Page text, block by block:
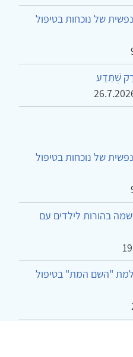
של נוכחות בטיפול
שֶׁתֵּדַע
של נוכחות בטיפול
בהורות לילדים עם
"השם המת" בטיפול